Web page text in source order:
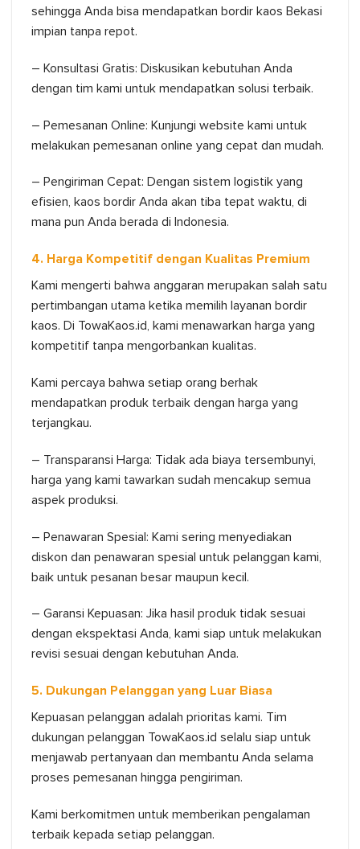
sehingga Anda bisa mendapatkan bordir kaos Bekasi
impian tanpa repot.
– Konsultasi Gratis: Diskusikan kebutuhan Anda
dengan tim kami untuk mendapatkan solusi terbaik.
– Pemesanan Online: Kunjungi website kami untuk
melakukan pemesanan online yang cepat dan mudah.
– Pengiriman Cepat: Dengan sistem logistik yang
efisien, kaos bordir Anda akan tiba tepat waktu, di
mana pun Anda berada di Indonesia.
4. Harga Kompetitif dengan Kualitas Premium
Kami mengerti bahwa anggaran merupakan salah satu
pertimbangan utama ketika memilih layanan bordir
kaos. Di TowaKaos.id, kami menawarkan harga yang
kompetitif tanpa mengorbankan kualitas.
Kami percaya bahwa setiap orang berhak
mendapatkan produk terbaik dengan harga yang
terjangkau.
– Transparansi Harga: Tidak ada biaya tersembunyi,
harga yang kami tawarkan sudah mencakup semua
aspek produksi.
– Penawaran Spesial: Kami sering menyediakan
diskon dan penawaran spesial untuk pelanggan kami,
baik untuk pesanan besar maupun kecil.
– Garansi Kepuasan: Jika hasil produk tidak sesuai
dengan ekspektasi Anda, kami siap untuk melakukan
revisi sesuai dengan kebutuhan Anda.
5. Dukungan Pelanggan yang Luar Biasa
Kepuasan pelanggan adalah prioritas kami. Tim
dukungan pelanggan TowaKaos.id selalu siap untuk
menjawab pertanyaan dan membantu Anda selama
proses pemesanan hingga pengiriman.
Kami berkomitmen untuk memberikan pengalaman
terbaik kepada setiap pelanggan.